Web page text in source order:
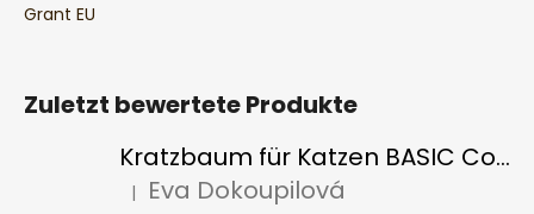
Grant EU
Zuletzt bewertete Produkte
Kratzbaum für Katzen BASIC Colour
Die Produktbewertung beträgt 5 von 5 Sternen.
| Eva Dokoupilová